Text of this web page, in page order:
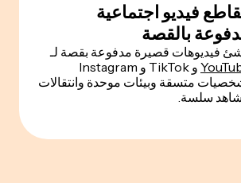
فيديو اجتماعية
بالقصة
فيديوهات قصيرة مدفوعة بقصة لـ
و TikTok و Instagram
متسقة وبيئات موحدة وانتقالات
سلسة.